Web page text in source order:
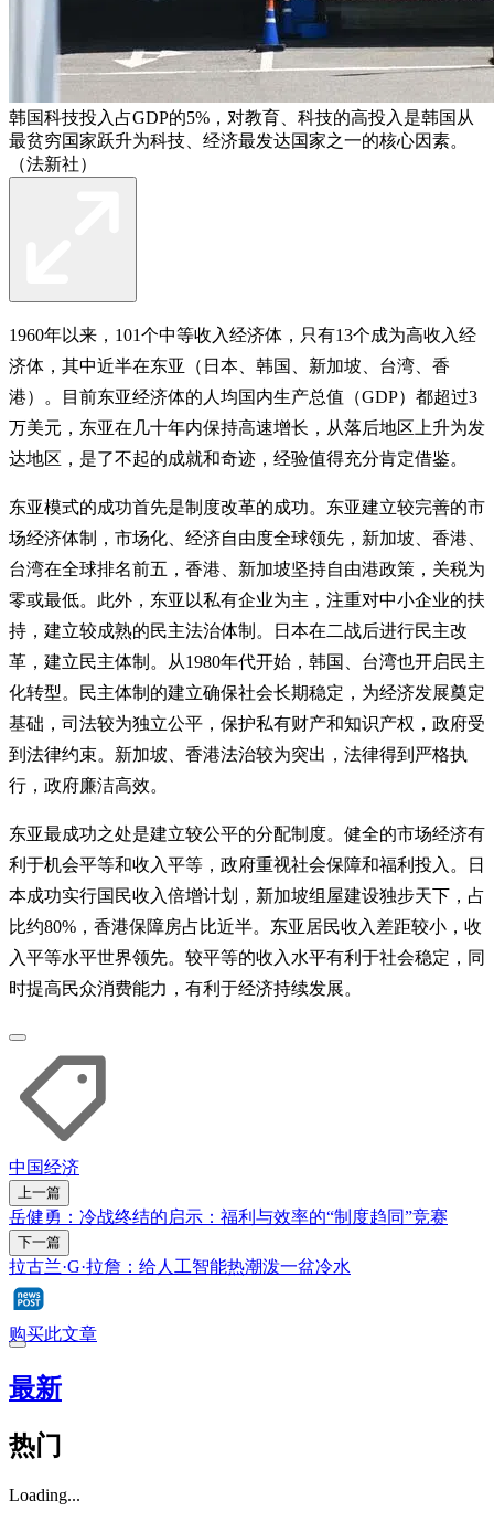
韩国科技投入占GDP的5%，对教育、科技的高投入是韩国从
最贫穷国家跃升为科技、经济最发达国家之一的核心因素。
（法新社）
1960年以来，101个中等收入经济体，只有13个成为高收入经
济体，其中近半在东亚（日本、韩国、新加坡、台湾、香
港）。目前东亚经济体的人均国内生产总值（GDP）都超过3
万美元，东亚在几十年内保持高速增长，从落后地区上升为发
达地区，是了不起的成就和奇迹，经验值得充分肯定借鉴。
东亚模式的成功首先是制度改革的成功。东亚建立较完善的市
场经济体制，市场化、经济自由度全球领先，新加坡、香港、
台湾在全球排名前五，香港、新加坡坚持自由港政策，关税为
零或最低。此外，东亚以私有企业为主，注重对中小企业的扶
持，建立较成熟的民主法治体制。日本在二战后进行民主改
革，建立民主体制。从1980年代开始，韩国、台湾也开启民主
化转型。民主体制的建立确保社会长期稳定，为经济发展奠定
基础，司法较为独立公平，保护私有财产和知识产权，政府受
到法律约束。新加坡、香港法治较为突出，法律得到严格执
行，政府廉洁高效。
东亚最成功之处是建立较公平的分配制度。健全的市场经济有
利于机会平等和收入平等，政府重视社会保障和福利投入。日
本成功实行国民收入倍增计划，新加坡组屋建设独步天下，占
比约80%，香港保障房占比近半。东亚居民收入差距较小，收
入平等水平世界领先。较平等的收入水平有利于社会稳定，同
时提高民众消费能力，有利于经济持续发展。
中国经济
上一篇
岳健勇：冷战终结的启示：福利与效率的“制度趋同”竞赛
下一篇
拉古兰·G·拉詹：给人工智能热潮泼一盆冷水
购买此文章
最新
热门
Loading...